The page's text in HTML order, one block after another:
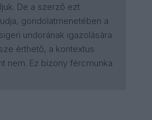
De a szerző ezt
gondolatmenetében a
undorának igazolására
érthető, a kontextus
nem. Ez bizony fércmunka